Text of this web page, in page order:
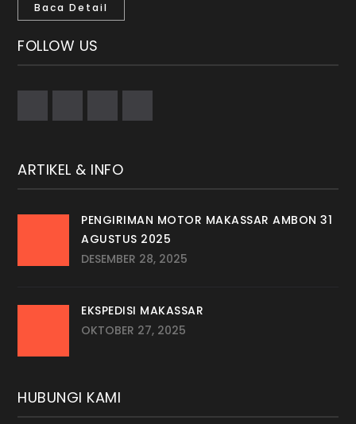
Baca Detail
FOLLOW US
ARTIKEL & INFO
PENGIRIMAN MOTOR MAKASSAR AMBON 31
AGUSTUS 2025
DESEMBER 28, 2025
EKSPEDISI MAKASSAR
OKTOBER 27, 2025
HUBUNGI KAMI